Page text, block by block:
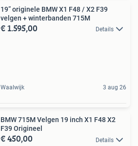
19” originele BMW X1 F48 / X2 F39
velgen + winterbanden 715M
€ 1.595,00 Details
Waalwijk 3 aug 26
BMW 715M Velgen 19 inch X1 F48 X2
F39 Origineel
€ 450,00 Details